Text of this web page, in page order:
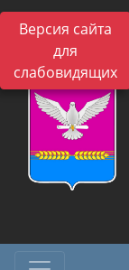
Версия сайта
для
слабовидящих